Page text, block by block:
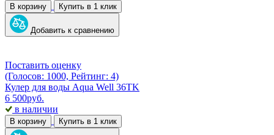
В корзину Купить в 1 клик
Добавить к сравнению
Поставить оценку
(Голосов: 1000, Рейтинг: 4)
Кулер для воды Aqua Well 36TK
6 500руб.
в наличии
В корзину Купить в 1 клик